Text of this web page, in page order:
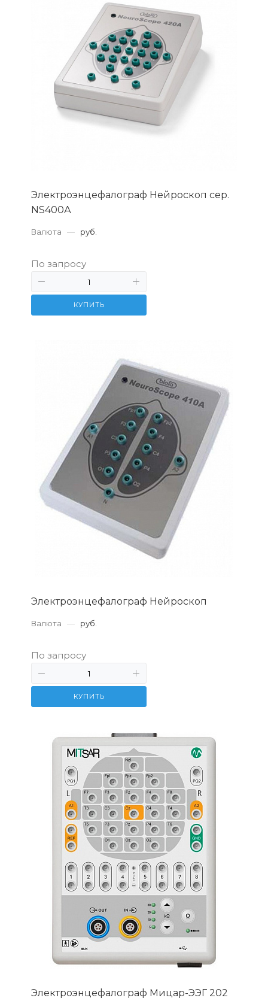
Электроэнцефалограф Нейроскоп сер.
NS400А
Валюта — руб.
По запросу
КУПИТЬ
Электроэнцефалограф Нейроскоп
Валюта — руб.
По запросу
КУПИТЬ
Электроэнцефалограф Мицар-ЭЭГ 202